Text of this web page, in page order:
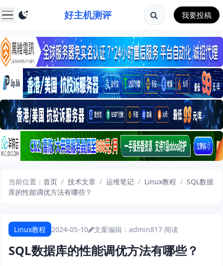
好主机测评 我要投稿
当前位置： 首页 / 技术文章 / 运维笔记 / Linux教程 / SQL数据
库的性能调优方法有哪些？
Linux教程 2024-05-10 文案编辑：admin817 阅读
SQL数据库的性能调优方法有哪些？